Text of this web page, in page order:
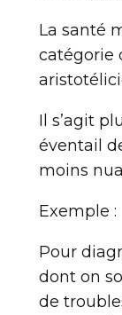
La santé
catégorie
Il s’agit
éventail
moins
Exemple :
Pour
dont on
de